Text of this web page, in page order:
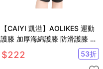
【CAIYI 凱溢】AOLIKES 運動
護膝 加厚海綿護膝 防滑護膝 運
動護具
$222 53折